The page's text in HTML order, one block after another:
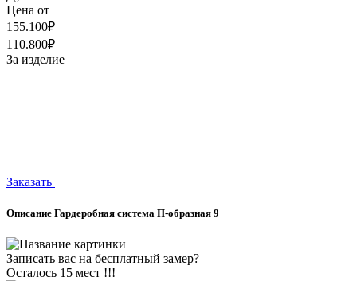
Цена от
155.100₽
110.800₽
За изделие
Заказать
Описание Гардеробная система П-образная 9
Записать вас на бесплатный замер?
Осталось 15 мест !!!